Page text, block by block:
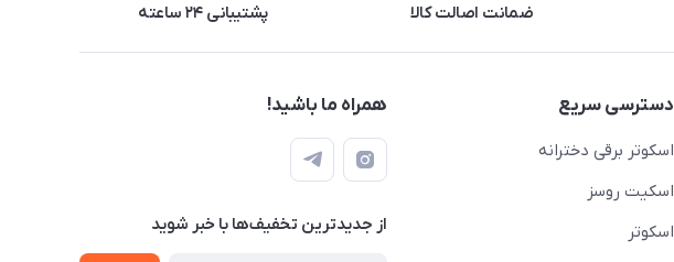
ضمانت اصالت کالا پشتیبانی ۲۴ ساعته
دسترسی سریع
اسکوتر برقی دخترانه
اسکیت روسز
اسکوتر
همراه ما باشید!
از جدید‌ترین تخفیف‌ها با‌ خبر شوید